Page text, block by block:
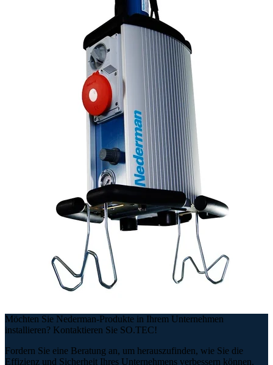
Möchten Sie Nederman-Produkte in Ihrem Unternehmen
installieren? Kontaktieren Sie SO.TEC!
Fordern Sie eine Beratung an, um herauszufinden, wie Sie die
Effizienz und Sicherheit Ihres Unternehmens verbessern können.